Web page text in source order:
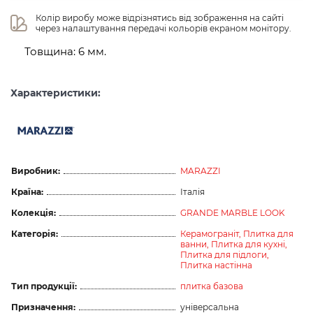
Колір виробу може відрізнятись від зображення на сайті
через налаштування передачі кольорів екраном монітору.
Товщина: 6 мм.
Характеристики:
Виробник:
MARAZZI
Країна:
Італія
Колекція:
GRANDE MARBLE LOOK
Категорія:
Керамограніт, Плитка для
ванни, Плитка для кухні,
Плитка для підлоги,
Плитка настінна
Тип продукції:
плитка базова
Призначення:
універсальна